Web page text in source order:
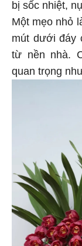
bị sốc nhiệt,
Một mẹo nhỏ
mút dưới đáy
từ nền nhà.
quan trọng